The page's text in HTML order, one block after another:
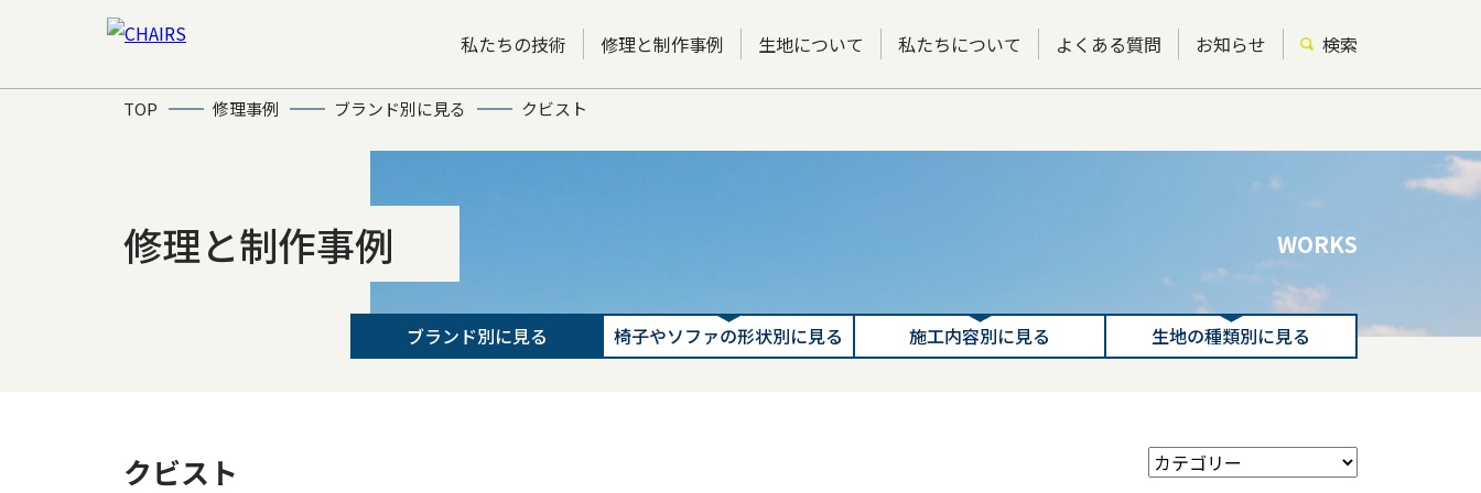
私たちの技術 修理と制作事例 生地について 私たちについて よくある質問 お知らせ 検索
TOP 修理事例 ブランド別に見る クビスト
修理と制作事例 WORKS
ブランド別に見る 椅子やソファの形状別に見る 施工内容別に見る 生地の種類別に見る
クビスト